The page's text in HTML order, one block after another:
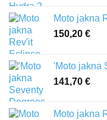
Moto jakna
150,20 €
'Moto jakna
141,70 €
Moto jakna